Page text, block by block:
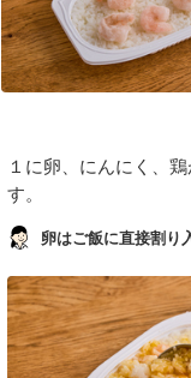
１に卵、にんにく、
す。
卵はご飯に直接割り